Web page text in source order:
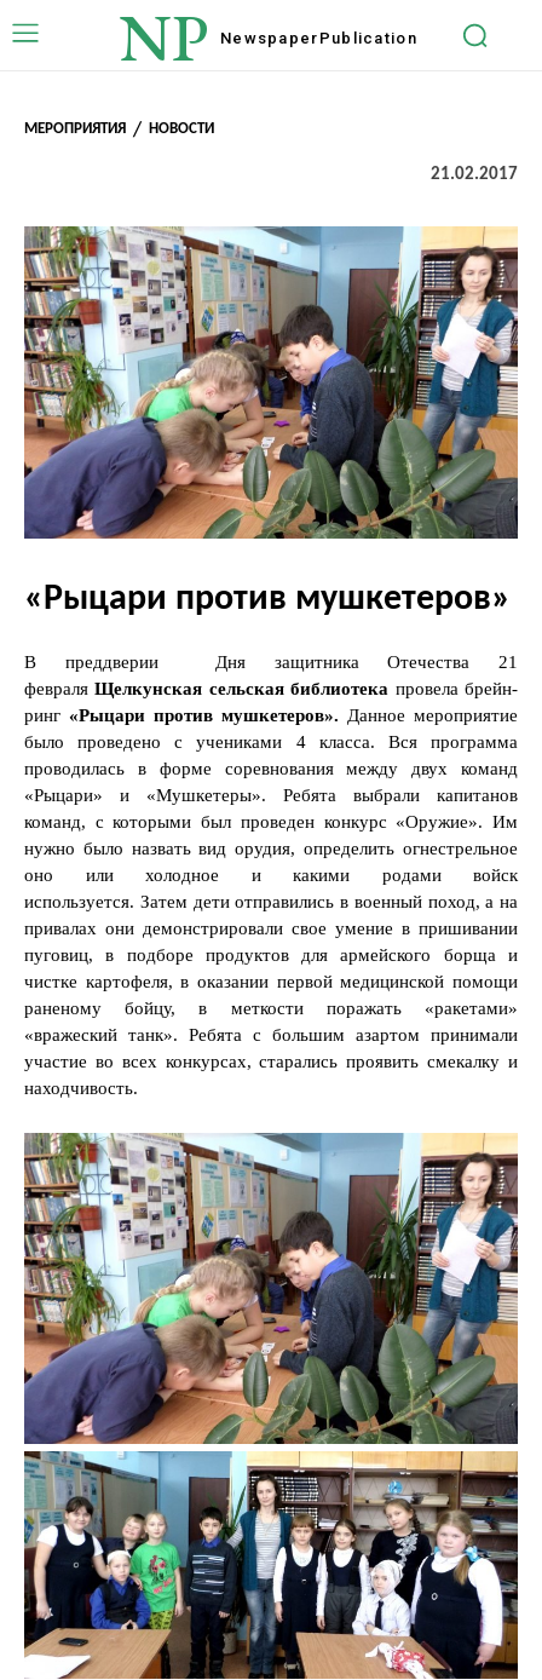
NP Newspaper Publication
МЕРОПРИЯТИЯ НОВОСТИ
21.02.2017
«Рыцари против мушкетеров»
В преддверии Дня защитника Отечества 21
февраляЩелкунская сельская библиотека провела брейн-
ринг «Рыцари против мушкетеров». Данное мероприятие
было проведено с учениками 4 класса. Вся программа
проводилась в форме соревнования между двух команд
«Рыцари» и «Мушкетеры». Ребята выбрали капитанов
команд, с которыми был проведен конкурс «Оружие». Им
нужно было назвать вид орудия, определить огнестрельное
оно или холодное и какими родами войск
используется. Затем дети отправились в военный поход, а на
привалах они демонстрировали свое умение в пришивании
пуговиц, в подборе продуктов для армейского борща и
чистке картофеля, в оказании первой медицинской помощи
раненому бойцу, в меткости поражать «ракетами»
«вражеский танк». Ребята с большим азартом принимали
участие во всех конкурсах, старались проявить смекалку и
находчивость.